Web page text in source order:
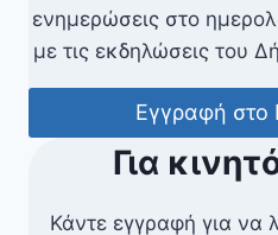
ενημερώσεις στο
με τις εκδηλώσεις του
Εγγραφή στο
Για
Κάντε εγγραφή για να